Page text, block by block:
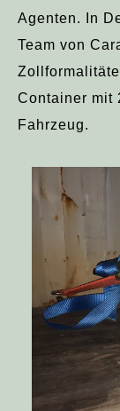
Agenten. In
Team von
Container mit
Fahrzeug.